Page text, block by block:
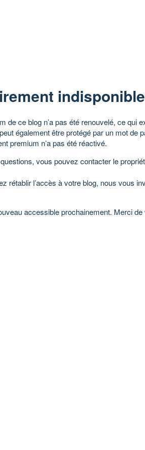
indisponible
de ce blog n’a pas été renouvelé, ce qui
également être protégé par un mot de
premium n’a pas été réactivé.
vous pouvez contacter le
rétablir l’accès à votre blog, nous vous
accessible prochainement. Merci de